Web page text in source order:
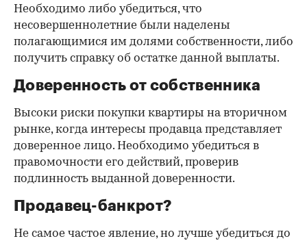
Необходимо либо убедиться, что
несовершеннолетние были наделены
полагающимися им долями собственности, либо
получить справку об остатке данной выплаты.
Доверенность от собственника
Высоки риски покупки квартиры на вторичном
рынке, когда интересы продавца представляет
доверенное лицо. Необходимо убедиться в
правомочности его действий, проверив
подлинность выданной доверенности.
Продавец-банкрот?
Не самое частое явление, но лучше убедиться до